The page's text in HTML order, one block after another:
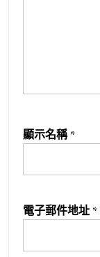
顯示名稱 *
電子郵件地址 *